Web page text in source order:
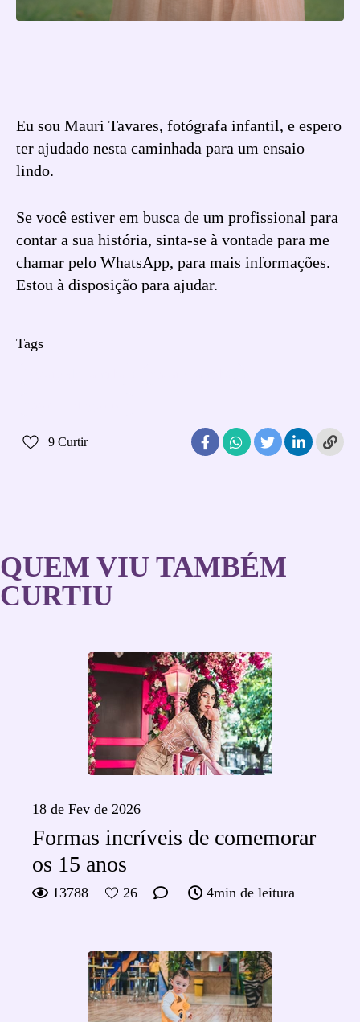
Eu sou Mauri Tavares, fotógrafa infantil, e espero
ter ajudado nesta caminhada para um ensaio
lindo.
Se você estiver em busca de um profissional para
contar a sua história, sinta-se à vontade para me
chamar pelo WhatsApp, para mais informações.
Estou à disposição para ajudar.
Tags
9 Curtir
QUEM VIU TAMBÉM
CURTIU
18 de Fev de 2026
Formas incríveis de comemorar
os 15 anos
13788 26 4min de leitura